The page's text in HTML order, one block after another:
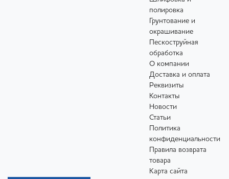
полировка
Грунтование и
окрашивание
Пескоструйная
обработка
О компании
Доставка и оплата
Реквизиты
Контакты
Новости
Статьи
Политика
конфиденциальности
Правила возврата
товара
Карта сайта